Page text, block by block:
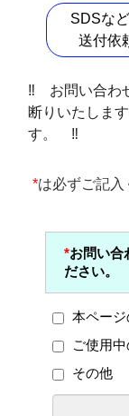
SDSな
送付依
‼ お問い合わ
断りいたしま
す。 ‼
*は必ずご記入
*お問い合
ださい。
本ペー
ご使用
その他